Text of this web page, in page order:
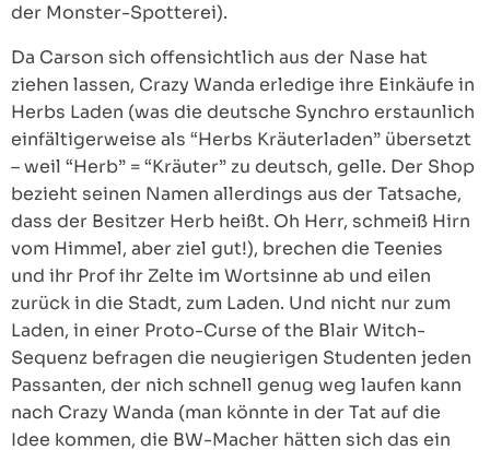
der Monster-Spotterei).
Da Carson sich offensichtlich aus der Nase hat
ziehen lassen, Crazy Wanda erledige ihre Einkäufe in
Herbs Laden (was die deutsche Synchro erstaunlich
einfältigerweise als “Herbs Kräuterladen” übersetzt
– weil “Herb” = “Kräuter” zu deutsch, gelle. Der Shop
bezieht seinen Namen allerdings aus der Tatsache,
dass der Besitzer Herb heißt. Oh Herr, schmeiß Hirn
vom Himmel, aber ziel gut!), brechen die Teenies
und ihr Prof ihr Zelte im Wortsinne ab und eilen
zurück in die Stadt, zum Laden. Und nicht nur zum
Laden, in einer Proto-Curse of the Blair Witch-
Sequenz befragen die neugierigen Studenten jeden
Passanten, der nich schnell genug weg laufen kann
nach Crazy Wanda (man könnte in der Tat auf die
Idee kommen, die BW-Macher hätten sich das ein